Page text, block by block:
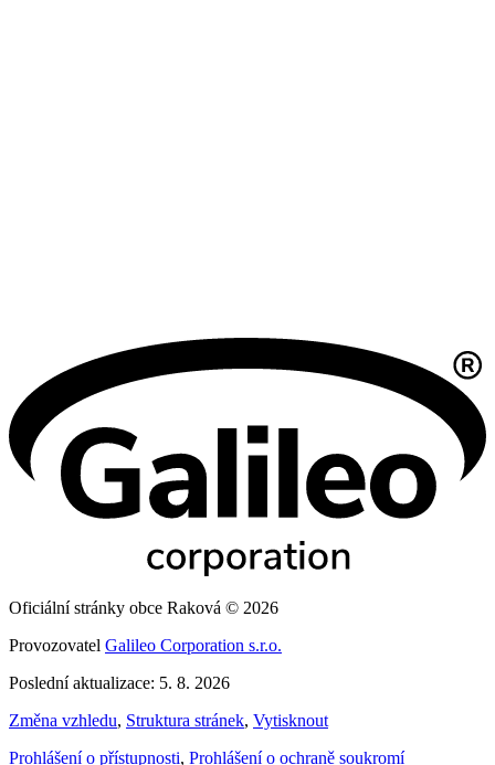
Oficiální stránky obce Raková © 2026
Provozovatel Galileo Corporation s.r.o.
Poslední aktualizace: 5. 8. 2026
Změna vzhledu, Struktura stránek, Vytisknout
Prohlášení o přístupnosti, Prohlášení o ochraně soukromí